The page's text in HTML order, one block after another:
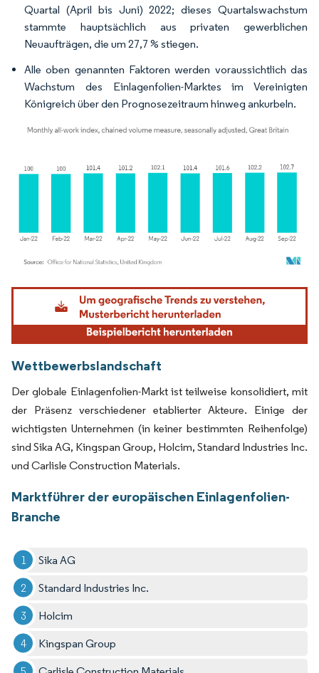
Quartal (April bis Juni) 2022; dieses Quartalswachstum
stammte hauptsächlich aus privaten gewerblichen
Neuaufträgen, die um 27,7 % stiegen.
Alle oben genannten Faktoren werden voraussichtlich das
Wachstum des Einlagenfolien-Marktes im Vereinigten
Königreich über den Prognosezeitraum hinweg ankurbeln.
Bild © Mordor Intelligence. Wiederverwendung erfordert Namensnennung gemäß
Wettbewerbslandschaft
Der globale Einlagenfolien-Markt ist teilweise konsolidiert, mit
der Präsenz verschiedener etablierter Akteure. Einige der
wichtigsten Unternehmen (in keiner bestimmten Reihenfolge)
sind Sika AG, Kingspan Group, Holcim, Standard Industries Inc.
und Carlisle Construction Materials.
Marktführer der europäischen Einlagenfolien-
Branche
Sika AG
Standard Industries Inc.
Holcim
Kingspan Group